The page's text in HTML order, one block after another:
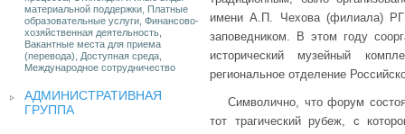
материальной поддержки, Платные
образовательные услуги, Финансово-
хозяйственная деятельность,
Вакантные места для приема
(перевода), Доступная среда,
Международное сотрудничество
АДМИНИСТРАТИВНАЯ
ГРУППА
имени А.П. Чехова (филиала)
заповедником. В этом году
исторический музейный
региональное отделение
Символично, что форум
тот трагический рубеж, с